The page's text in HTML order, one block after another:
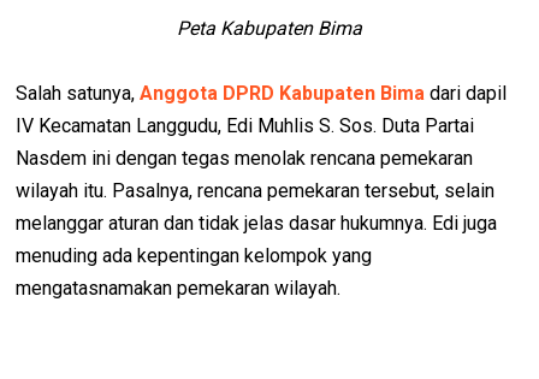
Peta Kabupaten Bima
Salah satunya,Anggota DPRD Kabupaten Bima dari dapil
IV Kecamatan Langgudu, Edi Muhlis S. Sos. Duta Partai
Nasdem ini dengan tegas menolak rencana pemekaran
wilayah itu. Pasalnya, rencana pemekaran tersebut, selain
melanggar aturan dan tidak jelas dasar hukumnya. Edi juga
menuding ada kepentingan kelompok yang
mengatasnamakan pemekaran wilayah.